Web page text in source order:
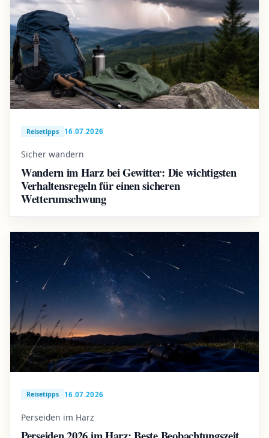
Reisetipps 16.07.2026
Sicher wandern
Wandern im Harz bei Gewitter: Die wichtigsten
Verhaltensregeln für einen sicheren
Wetterumschwung
Reisetipps 16.07.2026
Perseiden im Harz